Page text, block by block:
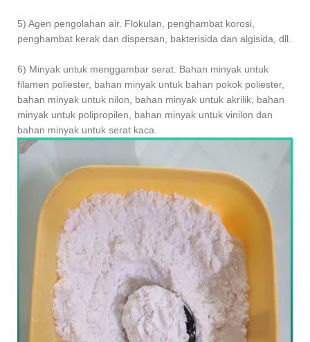
5) Agen pengolahan air. Flokulan, penghambat korosi,
penghambat kerak dan dispersan, bakterisida dan algisida, dll.
6) Minyak untuk menggambar serat. Bahan minyak untuk
filamen poliester, bahan minyak untuk bahan pokok poliester,
bahan minyak untuk nilon, bahan minyak untuk akrilik, bahan
minyak untuk polipropilen, bahan minyak untuk vinilon dan
bahan minyak untuk serat kaca.